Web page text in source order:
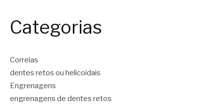
Categorias
Correias
dentes retos ou helicoidais
Engrenagens
engrenagens de dentes retos